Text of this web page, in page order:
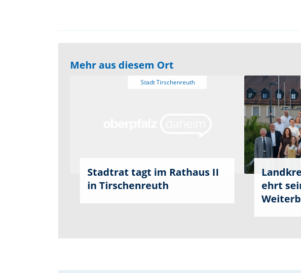
Mehr aus diesem Ort
Stadtrat tagt im Rathaus II
in Tirschenreuth
ehrt